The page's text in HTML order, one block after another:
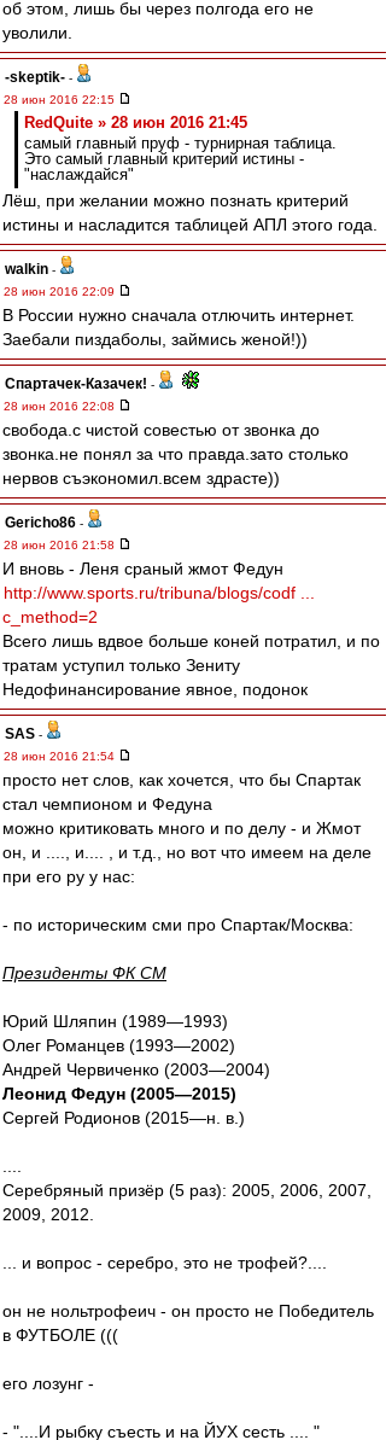
об этом, лишь бы через полгода его не
уволили.
-skeptik- -
28 июн 2016 22:15
RedQuite » 28 июн 2016 21:45
самый главный пруф - турнирная таблица.
Это самый главный критерий истины -
"наслаждайся"
Лёш, при желании можно познать критерий
истины и насладится таблицей АПЛ этого года.
walkin -
28 июн 2016 22:09
В России нужно сначала отлючить интернет.
Заебали пиздаболы, займись женой!))
Спартачек-Казачек! -
28 июн 2016 22:08
свобода.с чистой совестью от звонка до
звонка.не понял за что правда.зато столько
нервов съэкономил.всем здрасте))
Gericho86 -
28 июн 2016 21:58
И вновь - Леня сраный жмот Федун
http://www.sports.ru/tribuna/blogs/codf ...
c_method=2
Всего лишь вдвое больше коней потратил, и по
тратам уступил только Зениту
Недофинансирование явное, подонок
SAS -
28 июн 2016 21:54
просто нет слов, как хочется, что бы Спартак
стал чемпионом и Федуна
можно критиковать много и по делу - и Жмот
он, и ...., и.... , и т.д., но вот что имеем на деле
при его ру у нас:
- по историческим сми про Спартак/Москва:
Президенты ФК СМ
Юрий Шляпин (1989—1993)
Олег Романцев (1993—2002)
Андрей Червиченко (2003—2004)
Леонид Федун (2005—2015)
Сергей Родионов (2015—н. в.)
Серебряный призёр (5 раз): 2005, 2006, 2007,
2009, 2012.
... и вопрос - серебро, это не трофей?....
он не нольтрофеич - он просто не Победитель
в ФУТБОЛЕ (((
его лозунг -
- "....И рыбку съесть и на ЙУХ сесть .... "